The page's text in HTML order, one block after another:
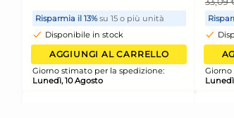
Coperchio Per Cassetta
Service 60x40 Bianco